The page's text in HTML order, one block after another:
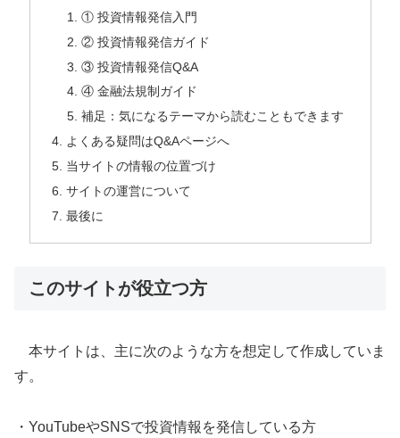
① 投資情報発信入門
② 投資情報発信ガイド
③ 投資情報発信Q&A
④ 金融法規制ガイド
補足：気になるテーマから読むこともできます
よくある疑問はQ&Aページへ
当サイトの情報の位置づけ
サイトの運営について
最後に
このサイトが役立つ方
本サイトは、主に次のような方を想定して作成していま
す。
・YouTubeやSNSで投資情報を発信している方